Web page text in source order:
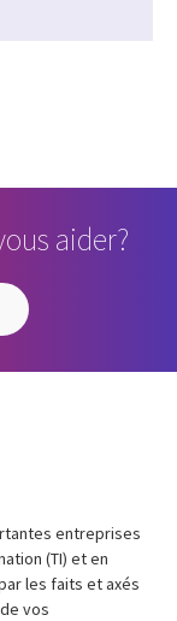
aider?
entreprises
(TI) et en
les faits et axés
vos